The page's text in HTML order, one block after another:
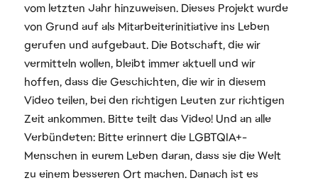
vom letzten Jahr hinzuweisen. Dieses Projekt wurde
von Grund auf als Mitarbeiterinitiative ins Leben
gerufen und aufgebaut. Die Botschaft, die wir
vermitteln wollen, bleibt immer aktuell und wir
hoffen, dass die Geschichten, die wir in diesem
Video teilen, bei den richtigen Leuten zur richtigen
Zeit ankommen. Bitte teilt das Video! Und an alle
Verbündeten: Bitte erinnert die LGBTQIA+-
Menschen in eurem Leben daran, dass sie die Welt
zu einem besseren Ort machen. Danach ist es